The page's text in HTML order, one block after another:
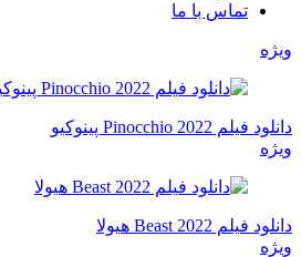
تماس با ما
ویژه
دانلود فیلم Pinocchio 2022 پینوکیو
ویژه
دانلود فیلم Beast 2022 هیولا
ویژه